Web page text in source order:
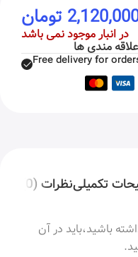
تومان
در انبار موجود نمی باشد
مندی ها
Free delivery for
تکمیلینظرات (0)
باشید،باید در آن